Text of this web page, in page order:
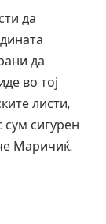
да
да
во тој
листи,
сум сигурен
Маричиќ.